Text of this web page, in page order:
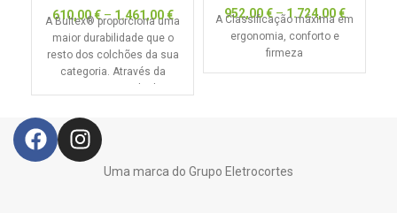
610,00€– 1.461,00€
A Bultex® proporciona uma
maior durabilidade que o
resto dos colchões da sua
categoria. Através da
primeira Camada de
952,00€–1.724,00€
A Classificação máxima em
ergonomia, conforto e
firmeza
Uma marca do Grupo Eletrocortes